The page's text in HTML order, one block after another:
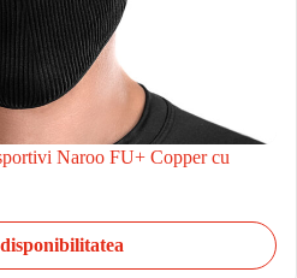
Naroo FU+ Copper cu